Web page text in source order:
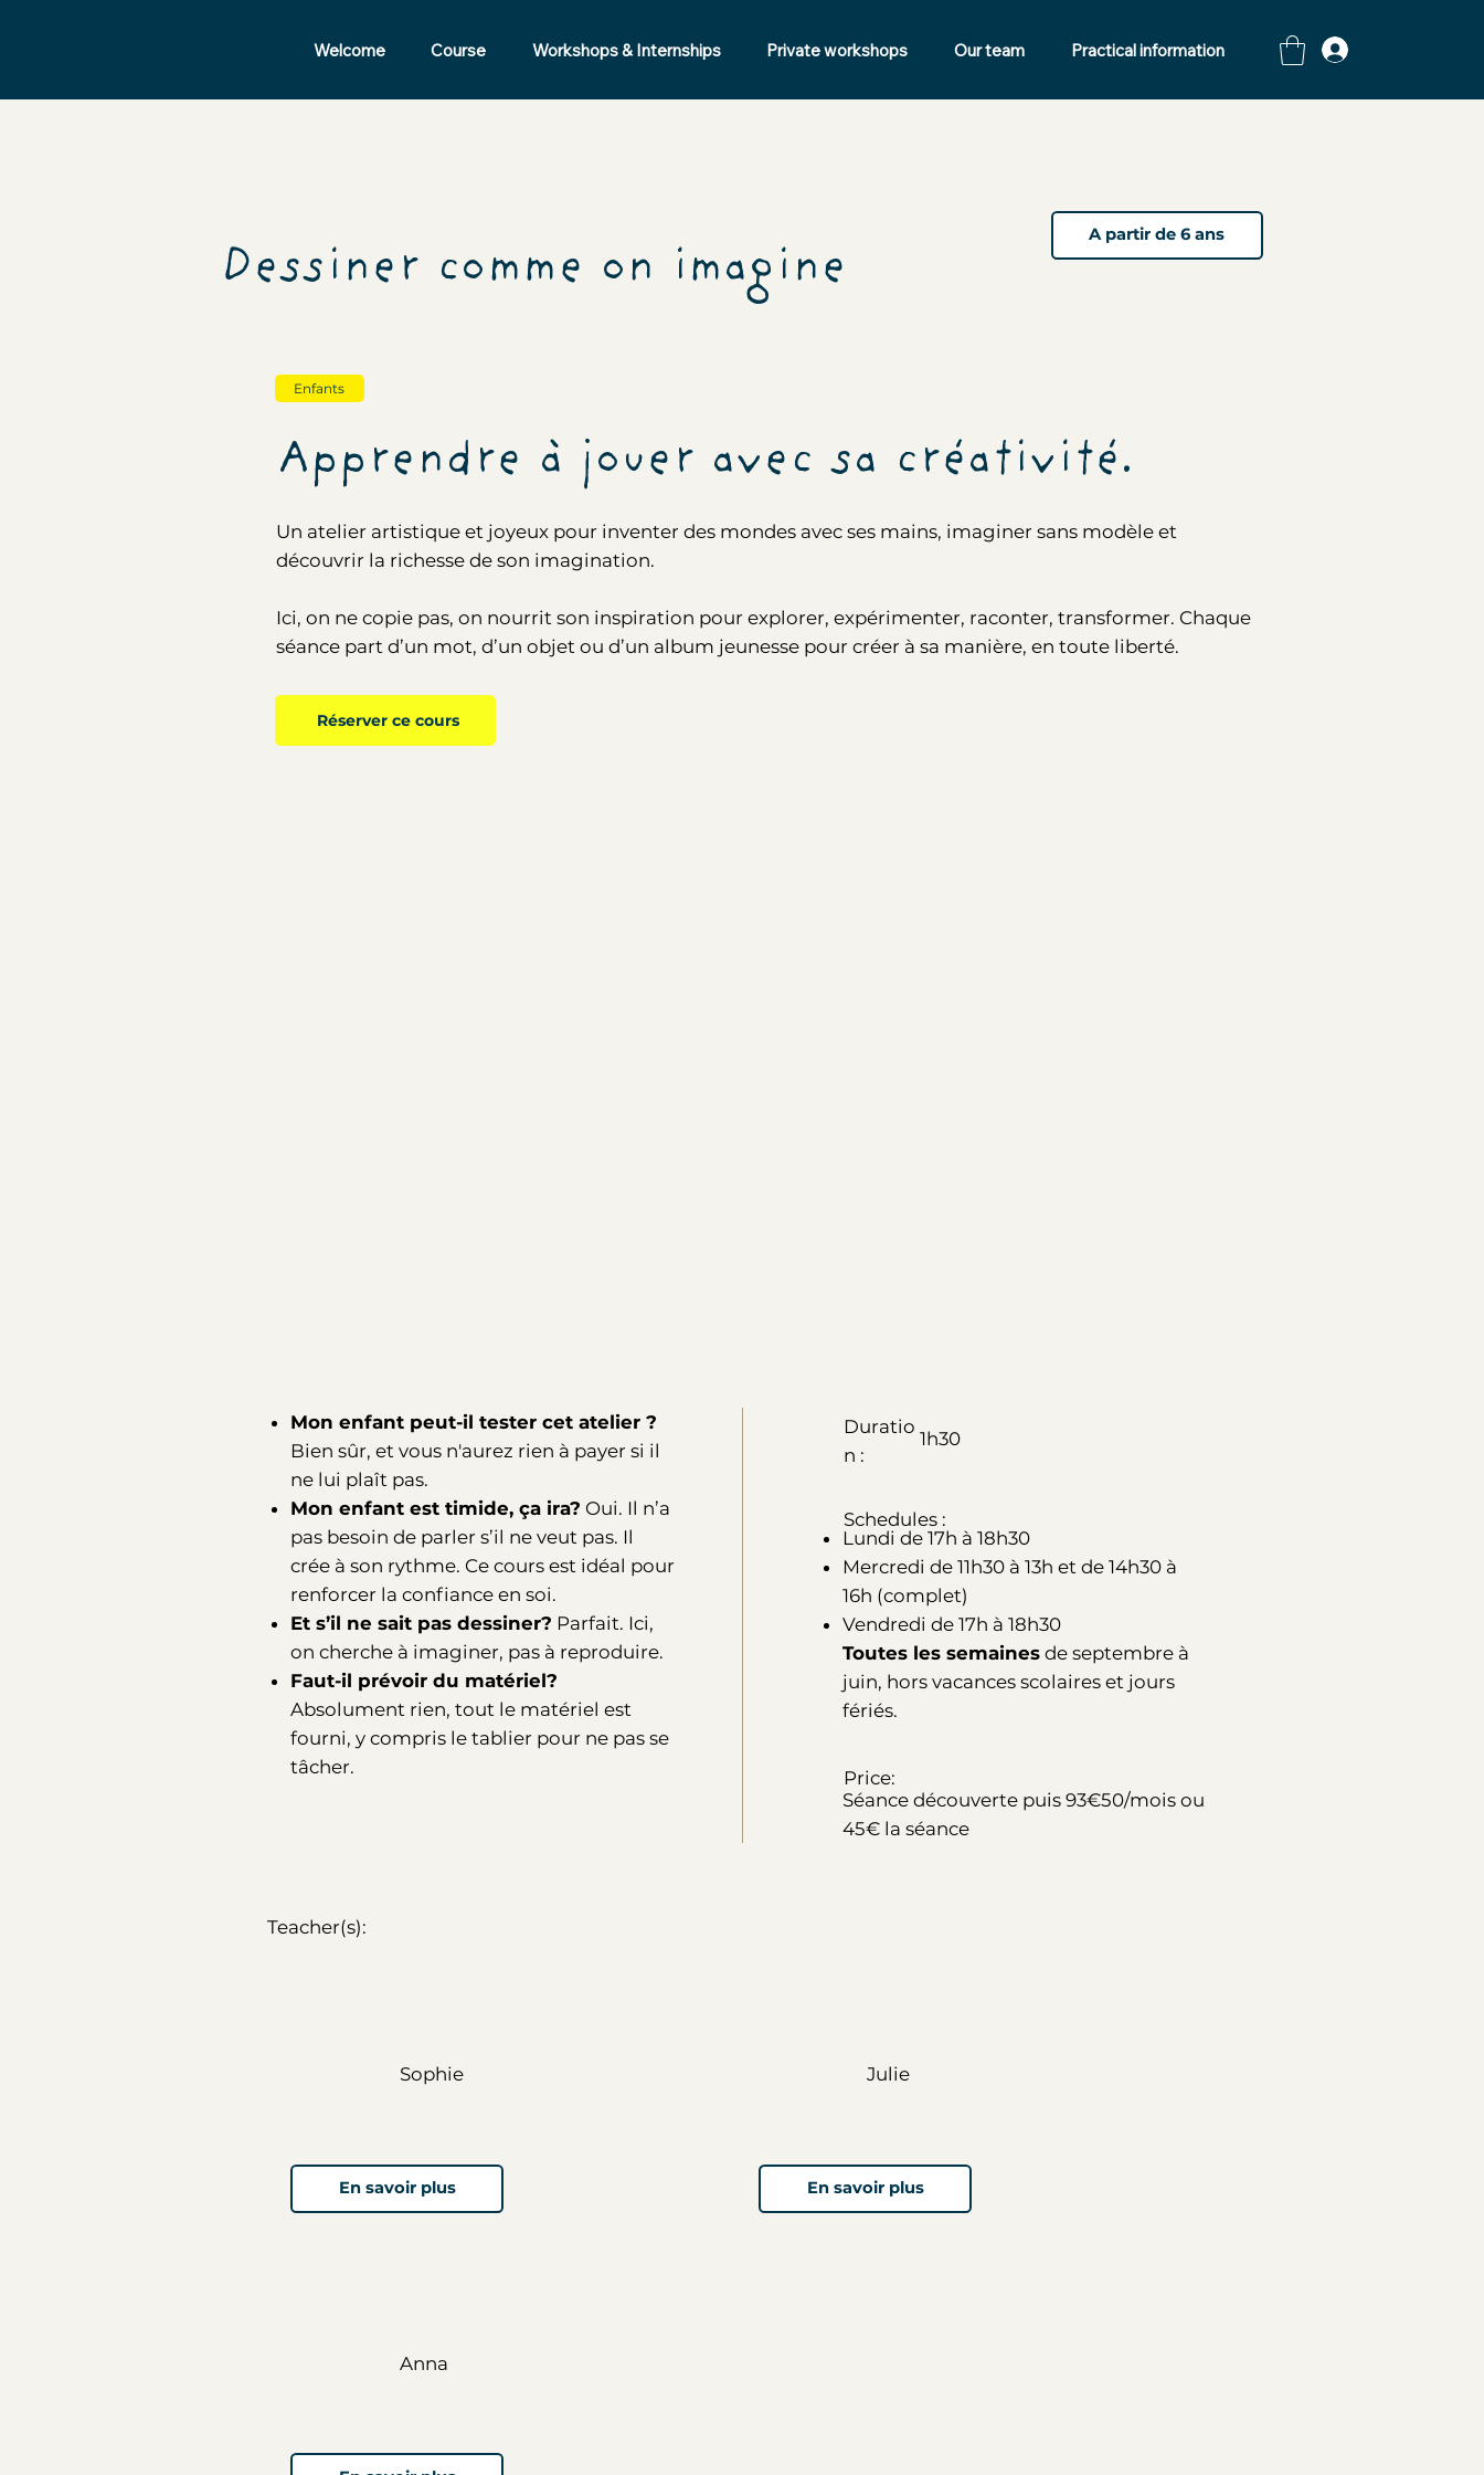
Welcome Course Workshops & Internships Private workshops Our team Practical information
A partir de 6 ans
Dessiner comme on imagine
Enfants
Apprendre à jouer avec sa créativité.
Un atelier artistique et joyeux pour inventer des mondes avec ses mains, imaginer sans modèle et
découvrir la richesse de son imagination.
Ici, on ne copie pas, on nourrit son inspiration pour explorer, expérimenter, raconter, transformer. Chaque
séance part d’un mot, d’un objet ou d’un album jeunesse pour créer à sa manière, en toute liberté.
Réserver ce cours
Mon enfant peut-il tester cet atelier ?
Bien sûr, et vous n'aurez rien à payer si il
ne lui plaît pas.
Mon enfant est timide, ça ira? Oui. Il n’a
pas besoin de parler s’il ne veut pas. Il
crée à son rythme. Ce cours est idéal pour
renforcer la confiance en soi.
Et s’il ne sait pas dessiner? Parfait. Ici,
on cherche à imaginer, pas à reproduire.
Faut-il prévoir du matériel?
Absolument rien, tout le matériel est
fourni, y compris le tablier pour ne pas se
tâcher.
Duratio
n :
1h30
Schedules :
Lundi de 17h à 18h30
Mercredi de 11h30 à 13h et de 14h30 à
16h (complet)
Vendredi de 17h à 18h30
Toutes les semaines de septembre à
juin, hors vacances scolaires et jours
fériés.
Price:
Séance découverte puis 93€50/mois ou
45€ la séance
Teacher(s):
Sophie
En savoir plus
Julie
En savoir plus
Anna